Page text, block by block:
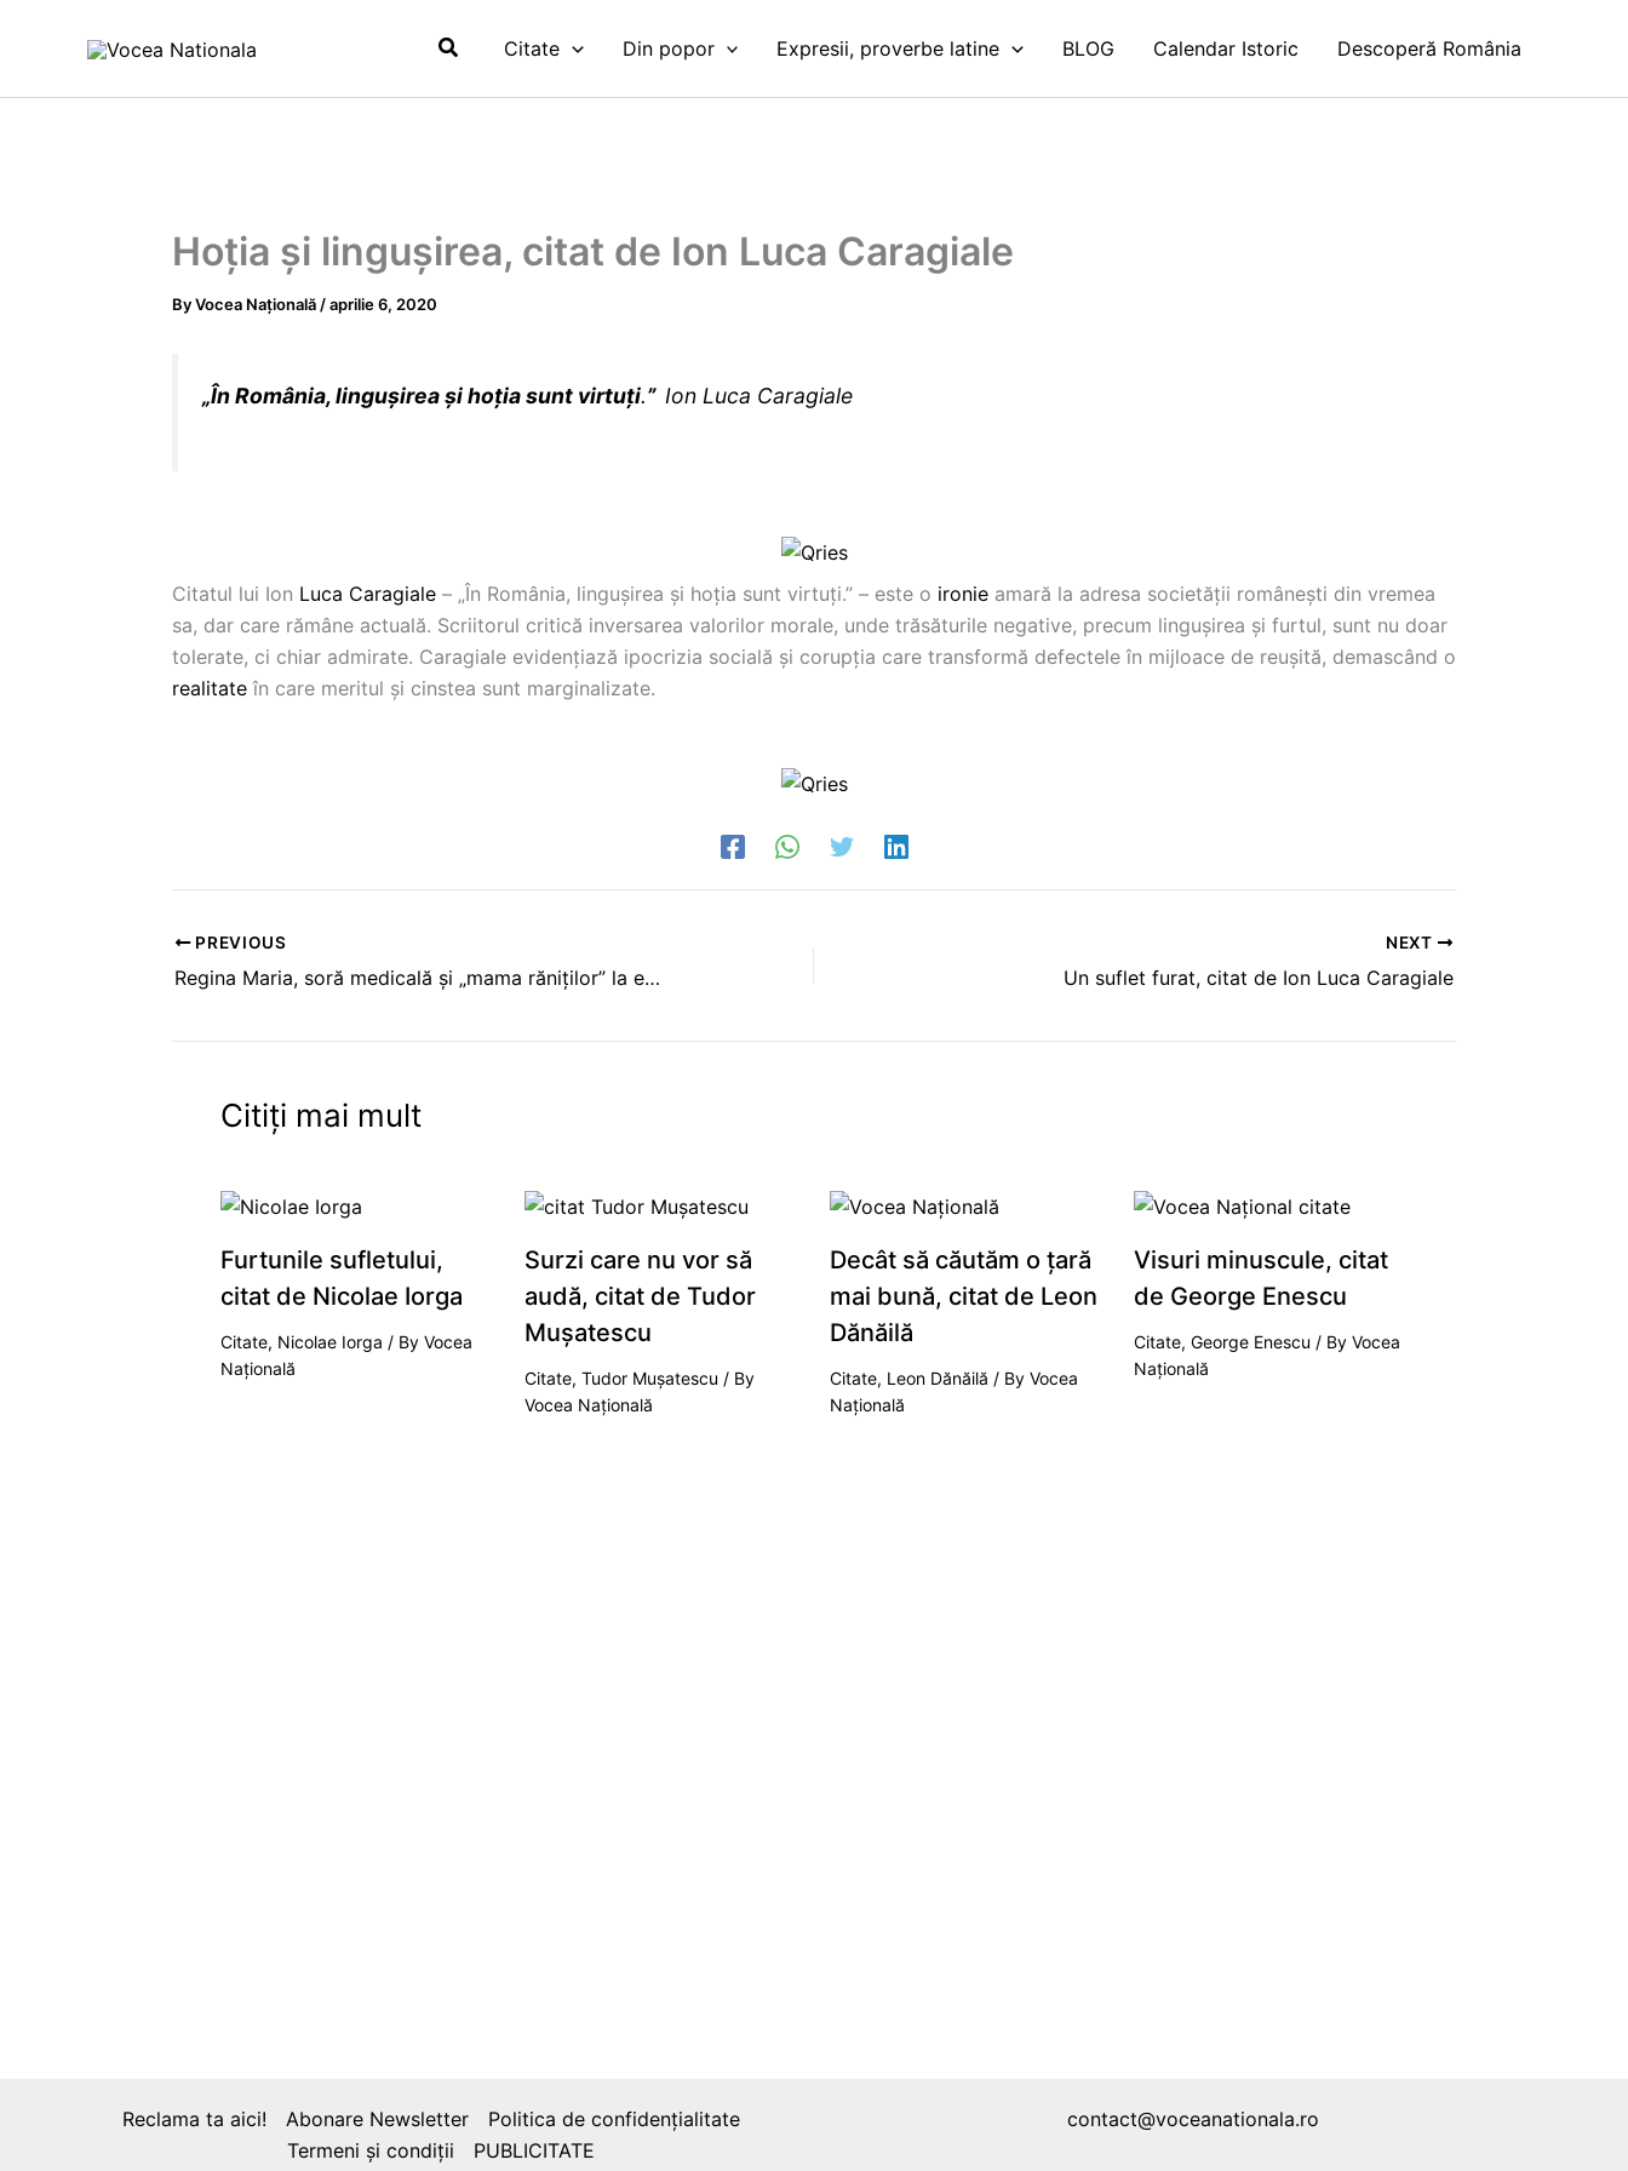
SearchCitate Din popor Expresii, proverbe latine BLOG Calendar Istoric Descoperă România
Hoția și lingușirea, citat de Ion Luca Caragiale
ByVocea Națională /aprilie 6, 2020
„ÎnRomânia, linguşirea şi hoţia sunt virtuţi.” Ion Luca Caragiale
Citatul lui Ion Luca Caragiale – „În România, linguşirea şi hoţia sunt virtuţi.” – este o ironie amară la adresa societăţii româneşti din vremea
sa, dar care rămâne actuală. Scriitorul critică inversarea valorilor morale, unde trăsăturile negative, precum lingușirea și furtul, sunt nu doar
tolerate, ci chiar admirate. Caragiale evidențiază ipocrizia socială și corupția care transformă defectele în mijloace de reușită, demascând o
realitate în care meritul și cinstea sunt marginalizate.
PREVIOUS
Regina Maria, soră medicală şi „mama răniților” la epidemia de tifos din 1916
NEXT
Un suflet furat, citat de Ion Luca Caragiale
Citiți mai mult
Furtunile sufletului,
citat de Nicolae Iorga
Citate, Nicolae Iorga / By Vocea
Națională
Surzi care nu vor să
audă, citat de Tudor
Mușatescu
Citate,Tudor Mușatescu / By
Vocea Națională
Decât să căutăm o țară
mai bună, citat de Leon
Dănăilă
Citate, Leon Dănăilă / By Vocea
Națională
Visuri minuscule, citat
de George Enescu
Citate, George Enescu / By Vocea
Națională
Reclama ta aici! Abonare Newsletter
Politica de confidențialitate
Termeni și condiții
PUBLICITATE
contact@voceanationala.ro